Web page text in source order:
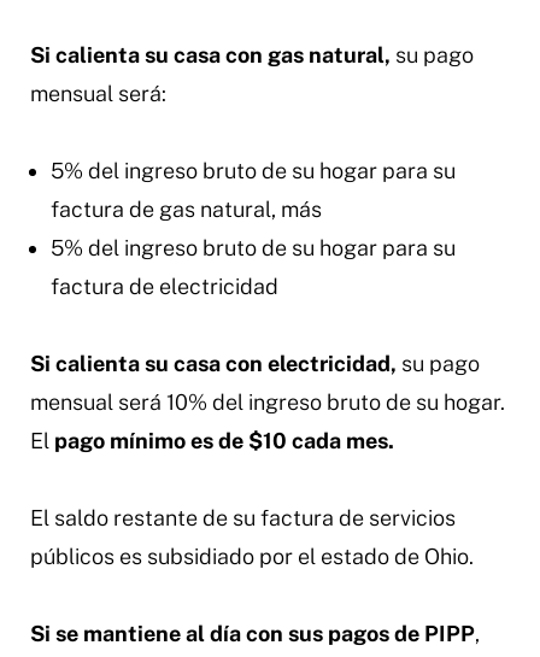
Si calienta su casa con gas natural, su pago
mensual será:
5% del ingreso bruto de su hogar para su
factura de gas natural, más
5% del ingreso bruto de su hogar para su
factura de electricidad
Si calienta su casa con electricidad, su pago
mensual será 10% del ingreso bruto de su hogar.
El pago mínimo es de $10 cada mes.
El saldo restante de su factura de servicios
públicos es subsidiado por el estado de Ohio.
Si se mantiene al día con sus pagos de PIPP,